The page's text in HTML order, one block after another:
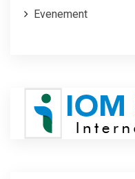
Evenement